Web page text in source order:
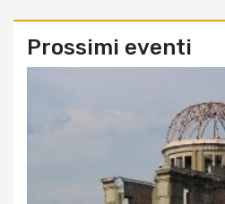
Prossimi eventi